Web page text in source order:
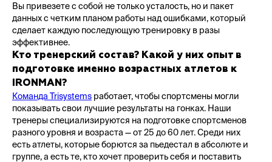
Вы привезете с собой не только усталость, но и пакет
данных с четким планом работы над ошибками, который
сделает каждую последующую тренировку в разы
эффективнее.
Кто тренерский состав? Какой у них опыт в
подготовке именно возрастных атлетов к
IRONMAN?
Команда Trisystems работает, чтобы спортсмены могли
показывать свои лучшие результаты на гонках. Наши
тренеры специализируются на подготовке спортсменов
разного уровня и возраста — от 25 до 60 лет. Среди них
есть атлеты, которые борются за пьедестал в абсолюте и
группе, а есть те, кто хочет проверить себя и поставить